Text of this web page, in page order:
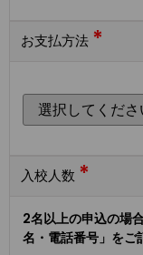
お支払方法 *
入校人数 *
2名以上の申込の場
名・電話番号」をご